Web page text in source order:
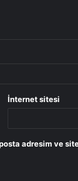
İnternet sitesi
adresim ve